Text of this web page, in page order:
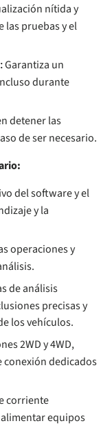
nítida y
las pruebas y el
Garantiza un
durante
detener las
de ser necesario.
del software y el
y la
operaciones y
de análisis
precisas y
los vehículos.
2WD y 4WD,
conexión dedicados
corriente
equipos